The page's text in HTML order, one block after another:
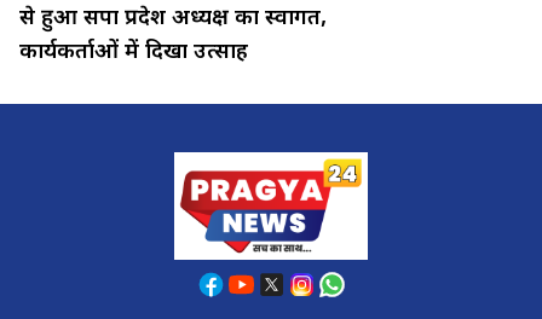
से हुआ सपा प्रदेश अध्यक्ष का स्वागत,
कार्यकर्ताओं में दिखा उत्साह